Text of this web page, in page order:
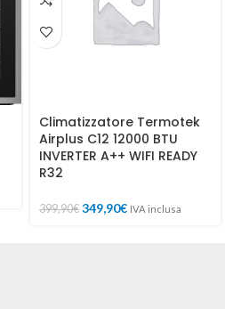
Climatizzatore Termotek
Airplus C12 12000 BTU
INVERTER A++ WIFI READY
R32
399,90€ 349,90€ IVA inclusa